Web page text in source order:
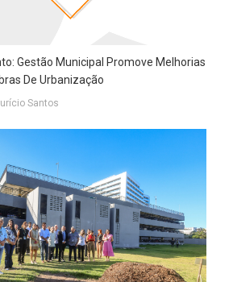
Gestão Municipal Promove Melhorias
De Urbanização
Santos